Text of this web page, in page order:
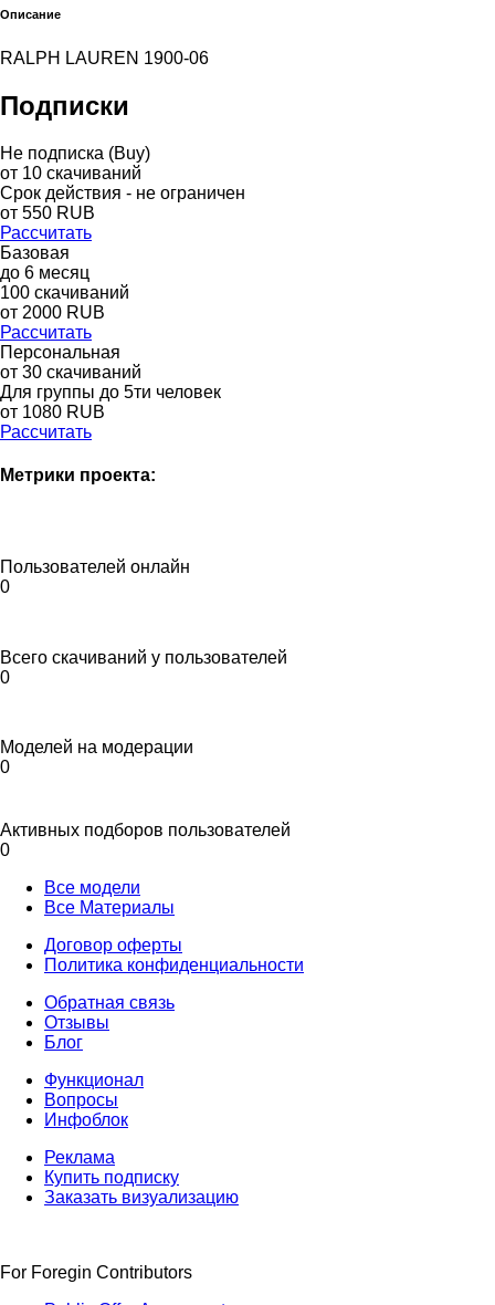
Описание
RALPH LAUREN 1900-06
Подписки
Не подписка (Buy)
от 10 скачиваний
Срок действия - не ограничен
от 550 RUB
Рассчитать
Базовая
до 6 месяц
100 скачиваний
от 2000 RUB
Рассчитать
Персональная
от 30 скачиваний
Для группы до 5ти человек
от 1080 RUB
Рассчитать
Метрики проекта:
Пользователей онлайн
0
Всего скачиваний у пользователей
0
Моделей на модерации
0
Активных подборов пользователей
0
Все модели
Все Материалы
Договор оферты
Политика конфиденциальности
Обратная связь
Отзывы
Блог
Функционал
Вопросы
Инфоблок
Реклама
Купить подписку
Заказать визуализацию
For Foregin Contributors